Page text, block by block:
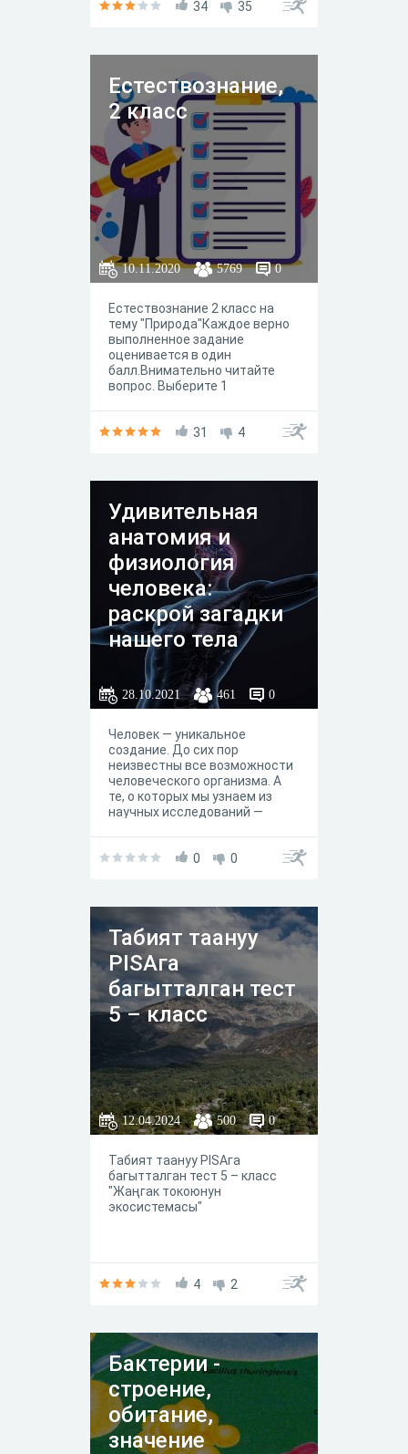
34 35
Естествознание,
2 класс
10.11.2020 5769 0
Естествознание 2 класс на
тему "Природа"Каждое верно
выполненное задание
оценивается в один
балл.Внимательно читайте
вопрос. Выберите 1
31 4
Удивительная
анатомия и
физиология
человека:
раскрой загадки
нашего тела
28.10.2021 461 0
Человек — уникальное
создание. До сих пор
неизвестны все возможности
человеческого организма. А
те, о которых мы узнаем из
научных исследований —
тело — невероятно сложная и
одну сотню лет, но до сих пор
удивляемся. Возрастные
ограничения: 12+
0 0
Табият таануу
PISAга
багытталган тест
5 – класс
12.04.2024 500 0
Табият таануу PISAга
багытталган тест 5 – класс
"Жаңгак токоюнун
экосистемасы"
4 2
Бактерии -
строение,
обитание,
значение